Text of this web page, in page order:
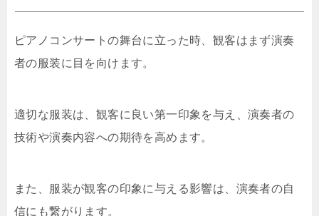
ピアノコンサートの舞台に立った時、観客はまず演奏
者の服装に目を向けます。
適切な服装は、観客に良い第一印象を与え、演奏者の
技術や演奏内容への期待を高めます。
また、服装が観客の印象に与える影響は、演奏者の自
信にも繋がります。